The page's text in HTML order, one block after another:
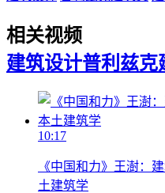
相关视频
建筑设计普利兹克
10:17
《中国和力》王澍：
土建筑学